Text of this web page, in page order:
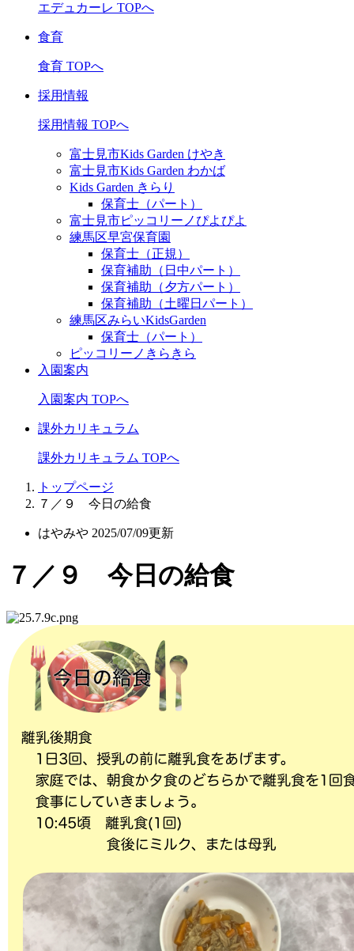
エデュカーレ TOPへ
食育
食育 TOPへ
採用情報
採用情報 TOPへ
富士見市Kids Garden けやき
富士見市Kids Garden わかば
Kids Garden きらり
保育士（パート）
富士見市ピッコリーノぴよぴよ
練馬区早宮保育園
保育士（正規）
保育補助（日中パート）
保育補助（夕方パート）
保育補助（土曜日パート）
練馬区みらいKidsGarden
保育士（パート）
ピッコリーノきらきら
入園案内
入園案内 TOPへ
課外カリキュラム
課外カリキュラム TOPへ
トップページ
７／９ 今日の給食
はやみや 2025/07/09更新
７／９ 今日の給食